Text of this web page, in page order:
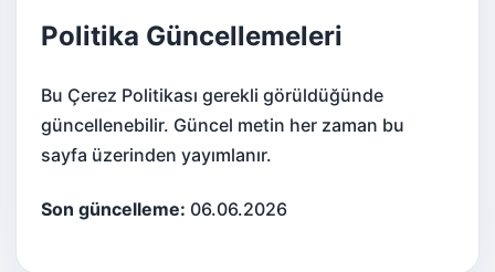
Politika Güncellemeleri
Bu Çerez Politikası gerekli görüldüğünde
güncellenebilir. Güncel metin her zaman bu
sayfa üzerinden yayımlanır.
Son güncelleme: 06.06.2026